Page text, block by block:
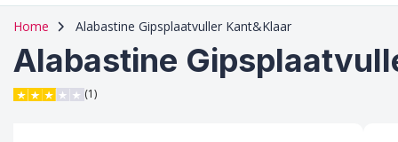
Home Alabastine Gipsplaatvuller Kant&Klaar
Alabastine
(1)